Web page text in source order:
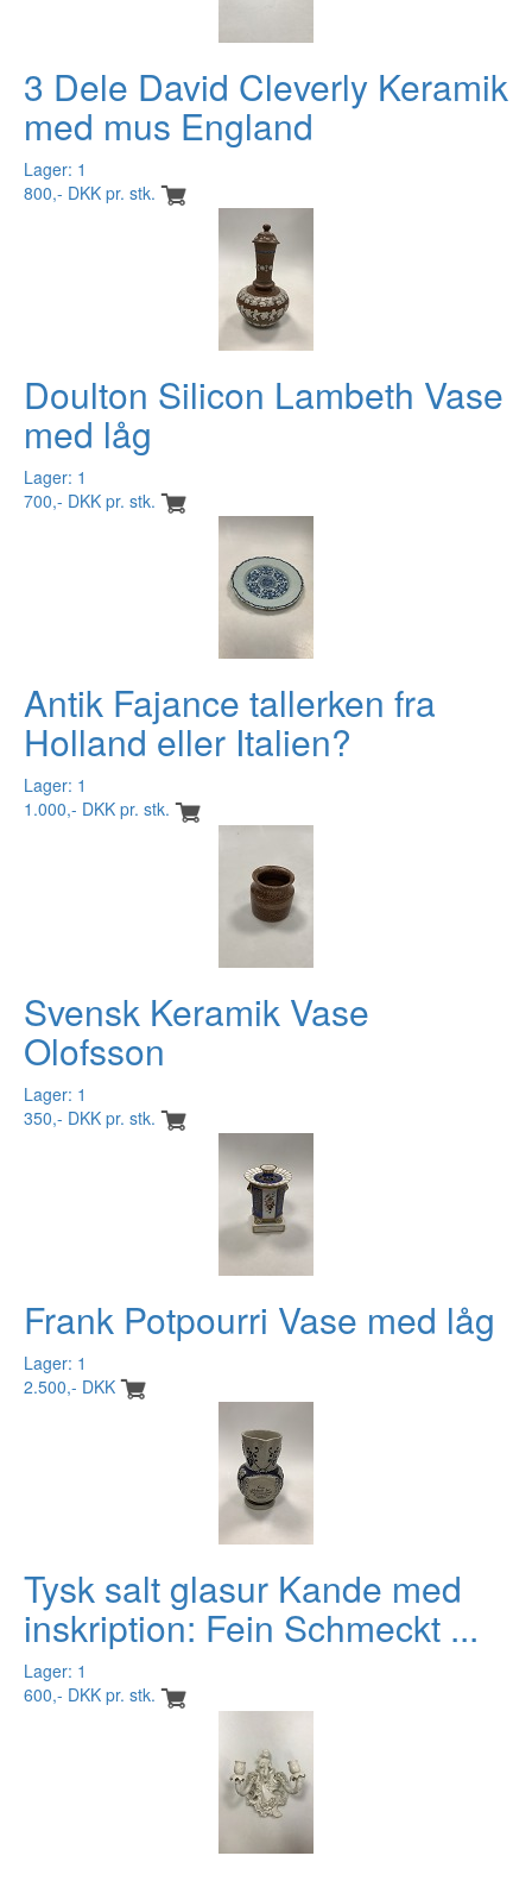
3 Dele David Cleverly Keramik
med mus England
Lager: 1
800,- DKK pr. stk.
Doulton Silicon Lambeth Vase
med låg
Lager: 1
700,- DKK pr. stk.
Antik Fajance tallerken fra
Holland eller Italien?
Lager: 1
1.000,- DKK pr. stk.
Svensk Keramik Vase
Olofsson
Lager: 1
350,- DKK pr. stk.
Frank Potpourri Vase med låg
Lager: 1
2.500,- DKK
Tysk salt glasur Kande med
inskription: Fein Schmeckt ...
Lager: 1
600,- DKK pr. stk.